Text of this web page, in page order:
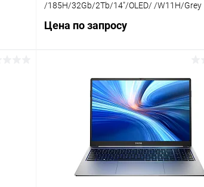
/185H/32Gb/2Tb/14"/OLED/ /W11H/Grey
Цена по запросу
К сравнению
В избранное Под заказ